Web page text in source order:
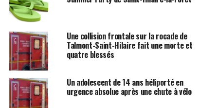
Une collision frontale sur la rocade de
Talmont-Saint-Hilaire fait une morte et
quatre blessés
Un adolescent de 14 ans héliporté en
urgence absolue après une chute à vélo